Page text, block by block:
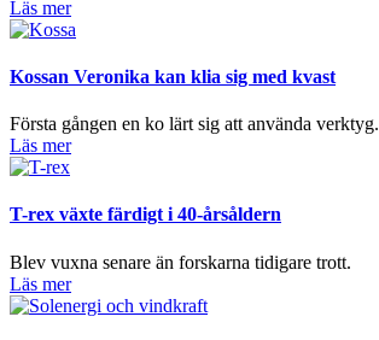
Läs mer
Kossan Veronika kan klia sig med kvast
Första gången en ko lärt sig att använda verktyg.
Läs mer
T-rex växte färdigt i 40-årsåldern
Blev vuxna senare än forskarna tidigare trott.
Läs mer